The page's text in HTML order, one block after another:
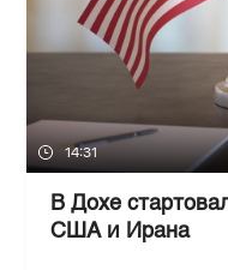
14:31
В Дохе
США и Ирана